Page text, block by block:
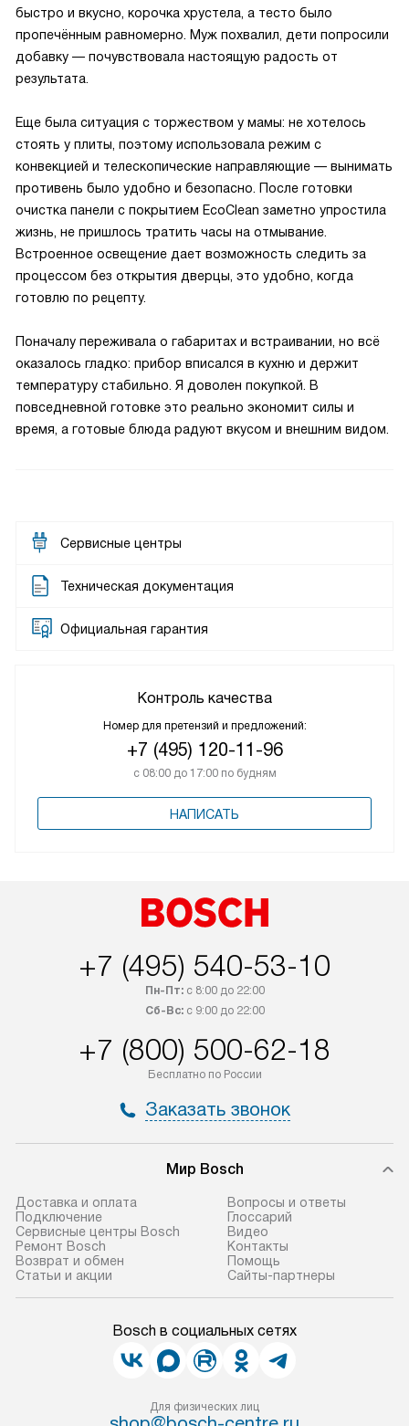
быстро и вкусно, корочка хрустела, а тесто было
пропечённым равномерно. Муж похвалил, дети попросили
добавку — почувствовала настоящую радость от
результата.
Еще была ситуация с торжеством у мамы: не хотелось
стоять у плиты, поэтому использовала режим с
конвекцией и телескопические направляющие — вынимать
противень было удобно и безопасно. После готовки
очистка панели с покрытием EcoClean заметно упростила
жизнь, не пришлось тратить часы на отмывание.
Встроенное освещение дает возможность следить за
процессом без открытия дверцы, это удобно, когда
готовлю по рецепту.
Поначалу переживала о габаритах и встраивании, но всё
оказалось гладко: прибор вписался в кухню и держит
температуру стабильно. Я доволен покупкой. В
повседневной готовке это реально экономит силы и
время, а готовые блюда радуют вкусом и внешним видом.
Сервисные центры
Техническая документация
Официальная гарантия
Контроль качества
Номер для претензий и предложений:
+7 (495) 120-11-96
с 08:00 до 17:00 по будням
НАПИСАТЬ
+7 (495) 540-53-10
Пн-Пт:с 8:00 до 22:00
Сб-Вс:с 9:00 до 22:00
+7 (800) 500-62-18
Бесплатно по России
Заказать звонок
Мир Bosch
Доставка и оплата
Подключение
Сервисные центры Bosch
Ремонт Bosch
Возврат и обмен
Статьи и акции
Вопросы и ответы
Глоссарий
Видео
Контакты
Помощь
Сайты-партнеры
Bosch в социальных сетях
Для физических лиц